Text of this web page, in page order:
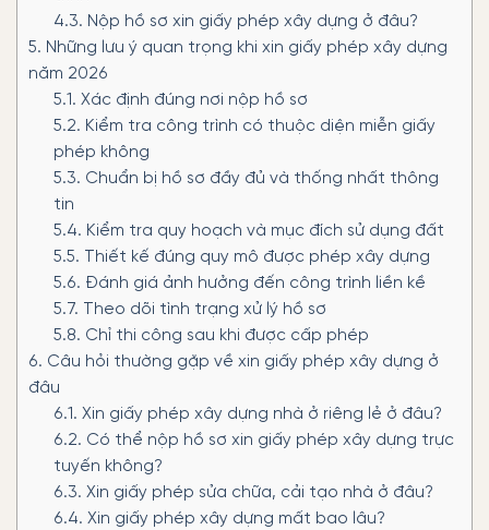
4.3. Nộp hồ sơ xin giấy phép xây dựng ở đâu?
5. Những lưu ý quan trọng khi xin giấy phép xây dựng
năm 2026
5.1. Xác định đúng nơi nộp hồ sơ
5.2. Kiểm tra công trình có thuộc diện miễn giấy
phép không
5.3. Chuẩn bị hồ sơ đầy đủ và thống nhất thông
tin
5.4. Kiểm tra quy hoạch và mục đích sử dụng đất
5.5. Thiết kế đúng quy mô được phép xây dựng
5.6. Đánh giá ảnh hưởng đến công trình liền kề
5.7. Theo dõi tình trạng xử lý hồ sơ
5.8. Chỉ thi công sau khi được cấp phép
6. Câu hỏi thường gặp về xin giấy phép xây dựng ở
đâu
6.1. Xin giấy phép xây dựng nhà ở riêng lẻ ở đâu?
6.2. Có thể nộp hồ sơ xin giấy phép xây dựng trực
tuyến không?
6.3. Xin giấy phép sửa chữa, cải tạo nhà ở đâu?
6.4. Xin giấy phép xây dựng mất bao lâu?